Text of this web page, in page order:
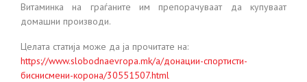
Витаминка на граѓаните им препорачуваат да купуваат
домашни производи.
Целата статија може да ја прочитате на:
https://www.slobodnaevropa.mk/a/донации-спортисти-
биснисмени-корона/30551507.html